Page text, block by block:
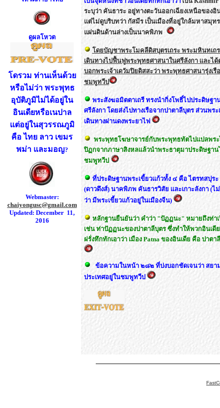
ดูผลโหวต
โดรวม ท่านเห็นด้วย
หรือไม่ว่า พระพุทธ
อุบัติภูมิไม่ได้อยู่ใน
อินเดียหรือเนปาล
แต่อยู่ในสุวรรณภูมิ
คือ ไทย ลาว เขมร
พม่า และมอญ?
Webmaster:
chaiyongusc@gmail.com
Updated: December 11,
2016
ระบุว่า คันธาระ อยู่ทางตะวันออกเฉียงเหนือของอิ
แต่ไม่ดูบริบทว่า กัสมีร เป็นเมืองที่อยู่ใกล้มหาสมุท
แผ่นดินด้านล่างเป็นนาคพิภพ
โดยบัญชาพระโมคลีดิสบุตรเถระ พระมหินทเถ
เดินทางไปฟื้นฟูพระพุทธศาสนาในศรีลังกา และได้
บอกพระเจ้าเดวัมปิยดิสสะว่า พระพุทธศาสนารุ่งเรื
ชมพูทวีป
พระสังฆอมิตตาเถรี ทรงนำกิ่งโพธิ์ไปประดิษฐา
ศรีลังกา โดยส่งไปทางเรือจากปาตาลีบุตร ส่วนพระ
เดินทางผ่านดงพระยาไฟ
พระพุทธโฆษาจารย์กับพระพุทธทัตไปแปลพระ
ปิฏกจากภาษาสิงหลแล้วนำพระธาตุมาประดิษฐาน
ชมพูทวีป
ที่ประดิษฐานพระเขี้ยวแก้วทั้ง ๔ คือ ไตรทสปุระ
(ดาวดึงส์) นาคพิภพ คันธารวิสัย และเกาะลังกา (ไ
ว่า มีพระเขี้ยวแก้วอยู่ในเมืองจีน)
หลักฐานยืนยันว่า คำว่า "ปัฏฏนะ" หมายถึงท่าเ
เช่น ท่าปัฏฏนะของปาตาลีบุตร ซึ่งทำให้พวกอินเดี
ฝรั่งทึกทักเอาว่า เมืองPatnaของอินเดีย คือ ปาตา
ข้อความในหน้า ๒๘๒ ที่บ่งบอกชัดเจนว่า สยา
ประเทศอยู่ในชมพูทวีป